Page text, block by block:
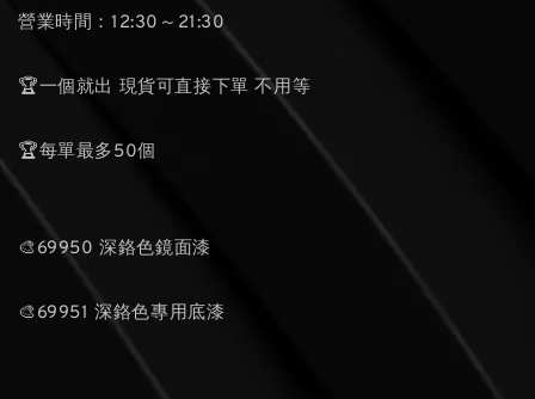
營業時間：12:30～21:30
🏆一個就出 現貨可直接下單 不用等
🏆每單最多50個
🎨69950 深鉻色鏡面漆
🎨69951 深鉻色專用底漆